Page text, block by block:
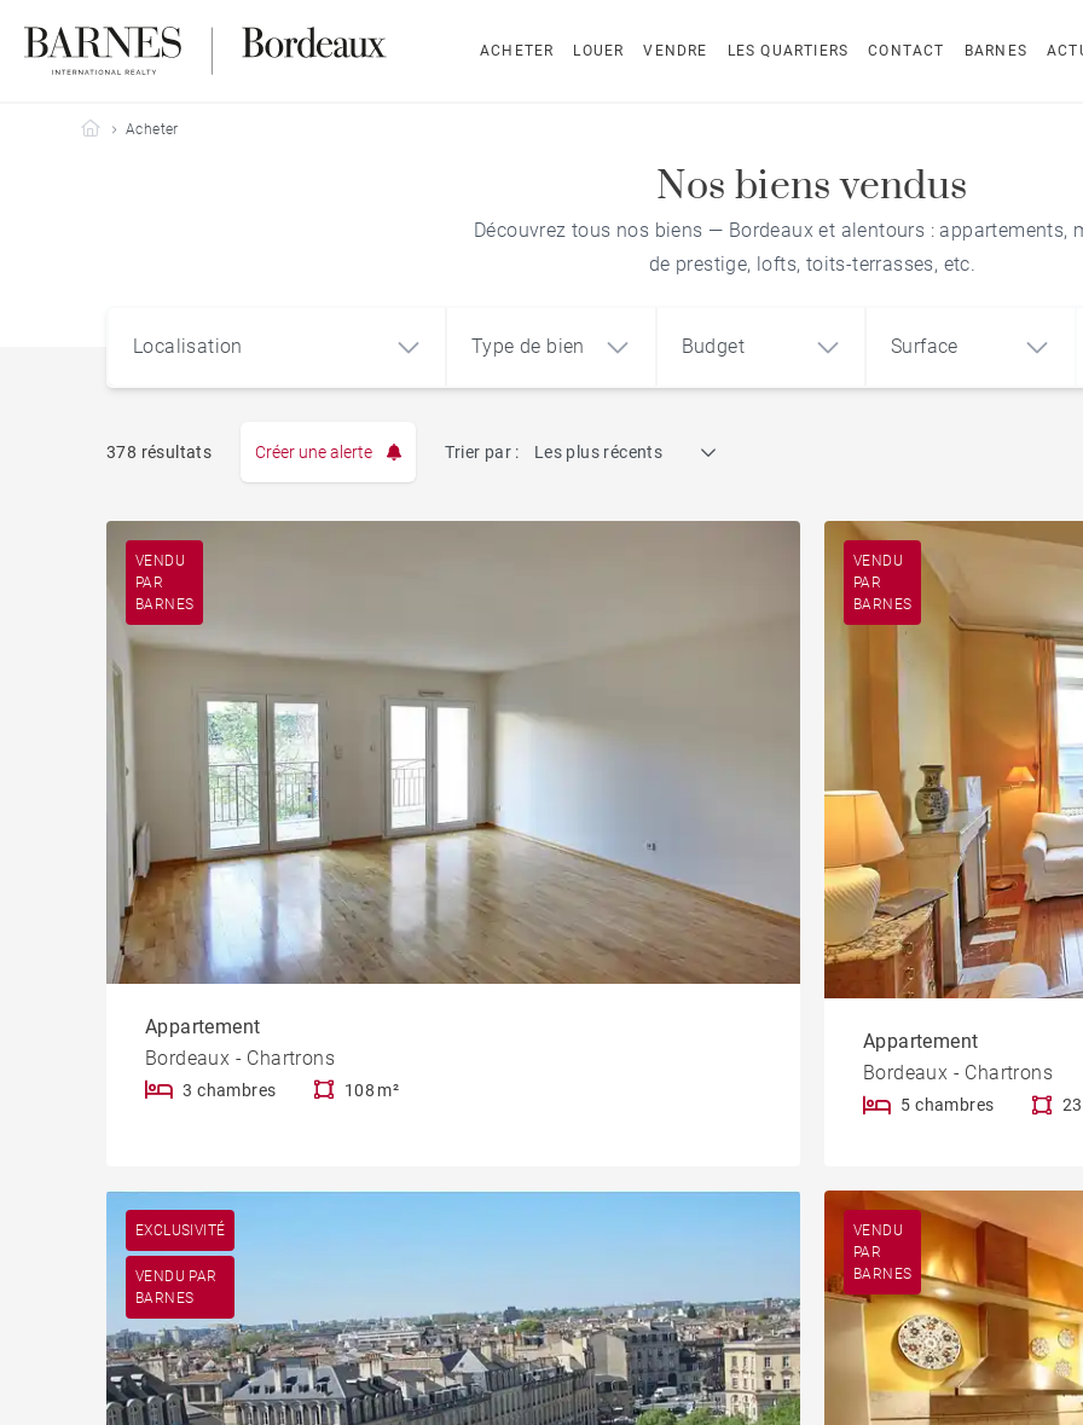
ACHETER LOUER VENDRE LES QUARTIERS CONTACT BARNES
Barnes Bordeaux
Acheter
Nos biens vendus
Découvrez tous nos biens — Bordeaux et alentours : appartements,
de prestige, lofts, toits-terrasses, etc.
Localisation Type de bien
Loft
Penthouse
Budget Surface
378 résultats Créer une alerte Trier par : Les plus récents
VENDU
PAR
BARNES
Appartement
Bordeaux - Chartrons
3 chambres 108 m²
VENDU
PAR
BARNES
Appartement
Bordeaux - Chartrons
5 chambres
EXCLUSIVITÉ
VENDU PAR
BARNES
VENDU
PAR
BARNES